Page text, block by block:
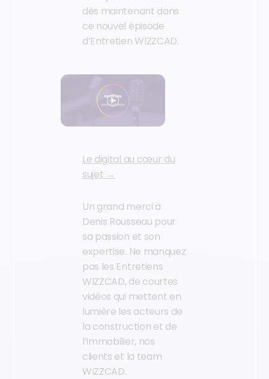
dès maintenant dans
ce nouvel épisode
d’Entretien WIZZCAD.
Le digital au cœur du
sujet →
Un grand merci à
Denis Rousseau pour
sa passion et son
expertise. Ne manquez
pas les Entretiens
WIZZCAD, de courtes
vidéos qui mettent en
lumière les acteurs de
la construction et de
l’immobilier, nos
clients et la team
WIZZCAD.